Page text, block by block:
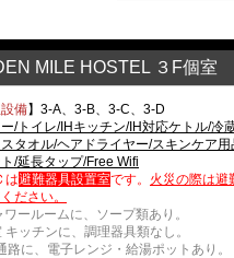
MILE HOSTEL ３F個室
備】3-A、3-B、3-C、3-D
/トイレ/IHキッチン/IH対応ケトル/冷
タオル/ヘアドライヤー/スキンケア
/延長タップ/Free Wifi
は避難器具設置室です。 火災の際は避
ださい。
ールームに、ソープ類あり。
ッチンに、調理器具類なし。
路に、電子レンジ・給湯ポットあり。